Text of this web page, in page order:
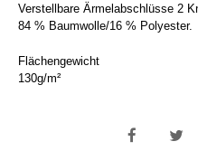
Verstellbare Ärmelabschlüsse 2
84 % Baumwolle/16 % Polyester.
Flächengewicht
130g/m²